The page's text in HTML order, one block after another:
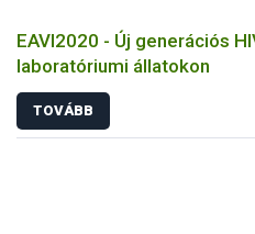
EAVI2020 - Új generációs
laboratóriumi állatokon
TOVÁBB